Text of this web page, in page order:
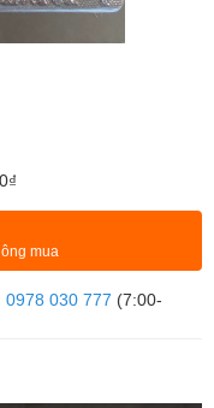
mua
0978 030 777 (7:00-